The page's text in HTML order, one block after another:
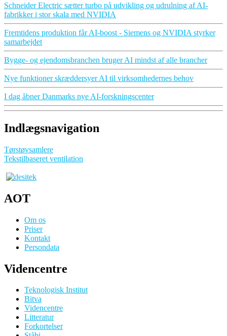
Schneider Electric sætter turbo på udvikling og udrulning af AI-
fabrikker i stor skala med NVIDIA
Fremtidens produktion får AI-boost - Siemens og NVIDIA styrker
samarbejdet
Bygge- og ejendomsbranchen bruger AI mindst af alle brancher
Nye funktioner skræddersyer AI til virksomhedernes behov
I dag åbner Danmarks nye AI-forskningscenter
Indlægsnavigation
Tørstøvsamlere
Tekstilbaseret ventilation
AOT
Om os
Priser
Kontakt
Persondata
Videncentre
Teknologisk Institut
Bitva
Videncentre
Litteratur
Forkortelser